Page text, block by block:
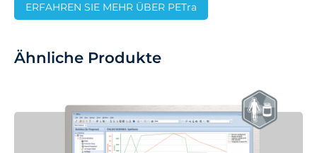
ERFAHREN SIE MEHR ÜBER PETra
Ähnliche Produkte